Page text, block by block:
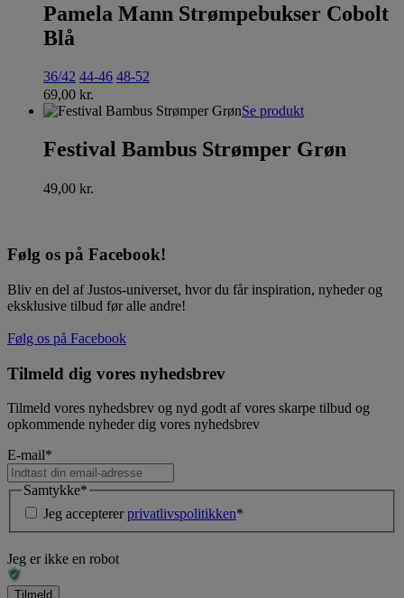
Pamela Mann Strømpebukser Cobolt
Blå
36/42 44-46 48-52
69,00 kr.
Se produkt
Festival Bambus Strømper Grøn
49,00 kr.
Følg os på Facebook!
Bliv en del af Justos-universet, hvor du får inspiration, nyheder og
eksklusive tilbud før alle andre!
Følg os på Facebook
Tilmeld dig vores nyhedsbrev
Tilmeld vores nyhedsbrev og nyd godt af vores skarpe tilbud og
opkommende nyheder dig vores nyhedsbrev
E-mail*
Samtykke*
Jeg accepterer privatlivspolitikken*
Jeg er ikke en robot